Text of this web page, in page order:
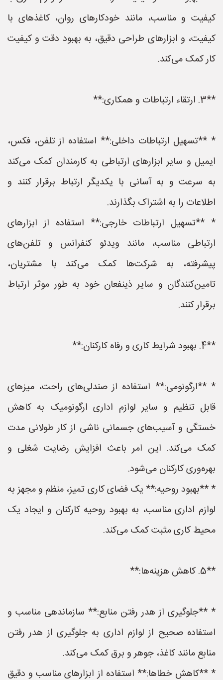
کیفیت و مناسب، مانند خودکارهای روان، کاغذهای با
کیفیت، و ابزارهای طراحی دقیق، به بهبود دقت و کیفیت
کار کمک می‌کند.
**3. ارتقاء ارتباطات و همکاری:**
* **تسهیل ارتباطات داخلی:** استفاده از تلفن، فکس،
ایمیل و سایر ابزارهای ارتباطی به کارمندان کمک می‌کند
به سرعت و به آسانی با یکدیگر ارتباط برقرار کنند و
اطلاعات را به اشتراک بگذارند.
* **تسهیل ارتباطات خارجی:** استفاده از ابزارهای
ارتباطی مناسب، مانند ویدئو کنفرانس و تلفن‌های
پیشرفته، به شرکت‌ها کمک می‌کند با مشتریان،
تامین‌کنندگان و سایر ذینفعان خود به طور موثر ارتباط
برقرار کنند.
**4. بهبود شرایط کاری و رفاه کارکنان:**
* **ارگونومی:** استفاده از صندلی‌های راحت، میزهای
قابل تنظیم و سایر لوازم اداری ارگونومیک به کاهش
خستگی و آسیب‌های جسمانی ناشی از کار طولانی مدت
کمک می‌کند. این امر باعث افزایش رضایت شغلی و
بهره‌وری کارکنان می‌شود.
* **بهبود روحیه:** یک فضای کاری تمیز، منظم و مجهز به
لوازم اداری مناسب، به بهبود روحیه کارکنان و ایجاد یک
محیط کاری مثبت کمک می‌کند.
**5. کاهش هزینه‌ها:**
* **جلوگیری از هدر رفتن منابع:** سازماندهی مناسب و
استفاده صحیح از لوازم اداری به جلوگیری از هدر رفتن
منابع مانند کاغذ، جوهر و برق کمک می‌کند.
* **کاهش خطاها:** استفاده از ابزارهای مناسب و دقیق